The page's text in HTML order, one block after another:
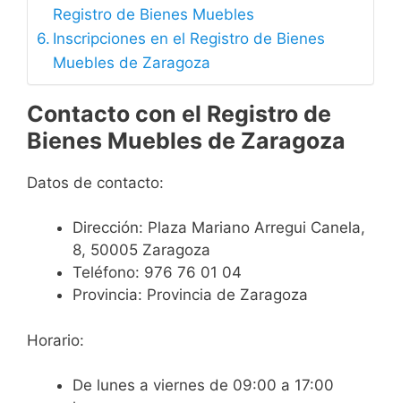
Registro de Bienes Muebles
Inscripciones en el Registro de Bienes
Muebles de Zaragoza
Contacto con el Registro de
Bienes Muebles de Zaragoza
Datos de contacto:
Dirección: Plaza Mariano Arregui Canela,
8, 50005 Zaragoza
Teléfono: 976 76 01 04
Provincia: Provincia de Zaragoza
Horario:
De lunes a viernes de 09:00 a 17:00